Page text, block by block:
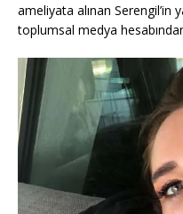
ameliyata alınan Serengil’in
toplumsal medya